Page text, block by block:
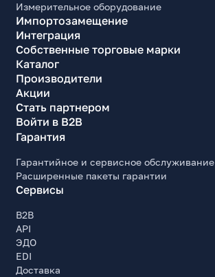
Измерительное оборудование
Импортозамещение
Интеграция
Собственные торговые марки
Каталог
Производители
Акции
Стать партнером
Войти в B2B
Гарантия
Гарантийное и сервисное обслуживание
Расширенные пакеты гарантии
Сервисы
B2B
API
ЭДО
EDI
Доставка